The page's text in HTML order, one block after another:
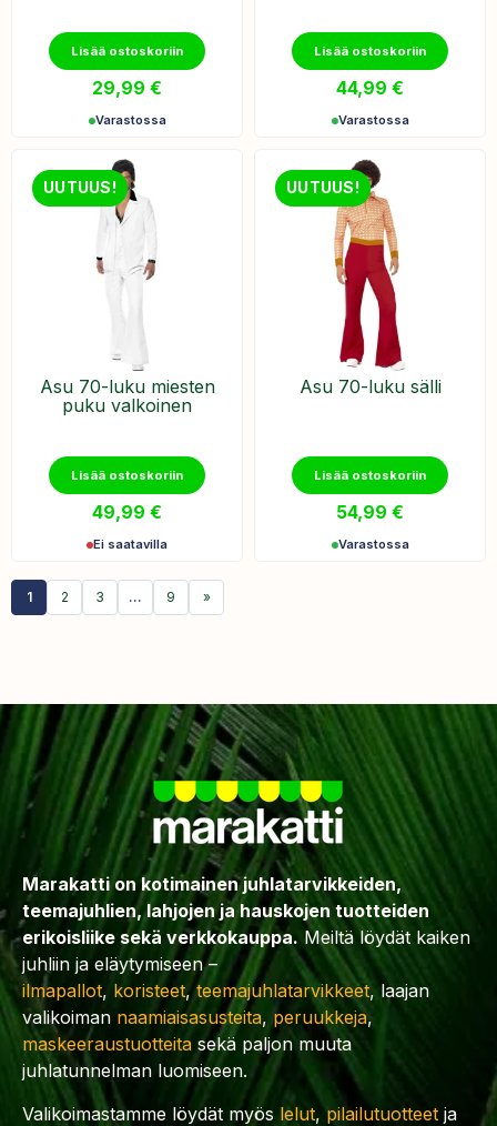
Lisää ostoskoriin
29,99 €
Varastossa
Lisää ostoskoriin
44,99 €
Varastossa
UUTUUS!
Asu 70-luku miesten
puku valkoinen
Lisää ostoskoriin
49,99 €
Ei saatavilla
UUTUUS!
Asu 70-luku sälli
Lisää ostoskoriin
54,99 €
Varastossa
1 2 3 … 9 »
Marakatti on kotimainen juhlatarvikkeiden,
teemajuhlien, lahjojen ja hauskojen tuotteiden
erikoisliike sekä verkkokauppa. Meiltä löydät kaiken
juhliin ja eläytymiseen –
ilmapallot, koristeet,teemajuhlatarvikkeet, laajan
valikoiman naamiaisasusteita, peruukkeja,
maskeeraustuotteita sekä paljon muuta
juhlatunnelman luomiseen.
Valikoimastamme löydät myös lelut,pilailutuotteet ja